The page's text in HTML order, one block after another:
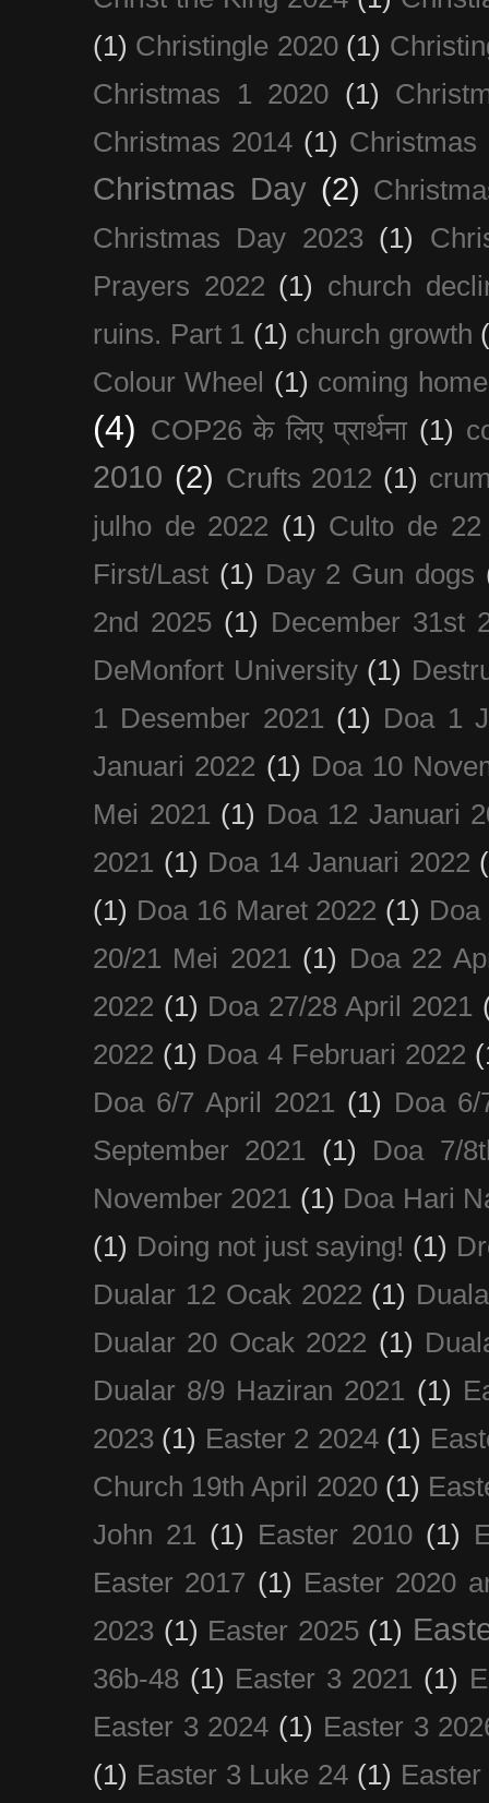
(1) Christingle 2020 (1)
Christmas 1 2020 (1)
Christmas 2014 (1) Christmas
Christmas Day (2)
Christmas Day 2023 (1)
Prayers 2022 (1) church
ruins. Part 1 (1) church growth
Colour Wheel
(1) coming
(4) COP26 के लिए प्रार्थना (1)
2010 (2) Crufts 2012 (1)
julho de 2022 (1) Culto de
First/Last (1) Day 2 Gun dogs
2nd 2025 (1) December 31st
DeMonfort University (1)
1 Desember 2021 (1) Doa 1
Januari 2022 (1) Doa 10
Mei 2021 (1) Doa 12 Januari
2021 (1) Doa 14 Januari 2022
(1) Doa 16 Maret 2022 (1) Doa
20/21 Mei 2021 (1) Doa 22
2022 (1) Doa 27/28 April 2021
2022 (1) Doa 4 Februari 2022
Doa 6/7 April 2021 (1) Doa
September 2021
(1)
Doa 7/
November 2021 (1) Doa Hari
(1) Doing not just saying! (1)
Dualar 12 Ocak 2022 (1)
Dualar 20 Ocak 2022 (1)
Dualar 8/9 Haziran 2021 (1)
2023 (1) Easter 2 2024 (1)
Church 19th April 2020 (1)
John 21 (1) Easter 2010 (1)
Easter 2017 (1) Easter 2020
2023 (1) Easter 2025 (1)
36b-48 (1) Easter 3 2021 (1)
Easter 3 2024 (1) Easter 3
(1) Easter 3 Luke 24 (1)